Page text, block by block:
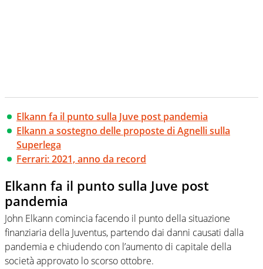
Elkann fa il punto sulla Juve post pandemia
Elkann a sostegno delle proposte di Agnelli sulla
Superlega
Ferrari: 2021, anno da record
Elkann fa il punto sulla Juve post
pandemia
John Elkann comincia facendo il punto della situazione
finanziaria della Juventus, partendo dai danni causati dalla
pandemia e chiudendo con l’aumento di capitale della
società approvato lo scorso ottobre.